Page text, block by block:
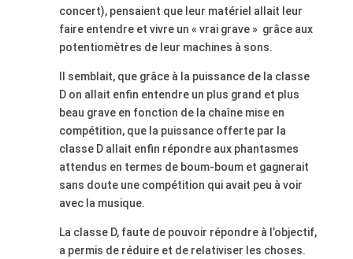
concert), pensaient que leur matériel allait leur
faire entendre et vivre un « vrai grave » grâce aux
potentiomètres de leur machines à sons.
Il semblait, que grâce à la puissance de la classe
D on allait enfin entendre un plus grand et plus
beau grave en fonction de la chaîne mise en
compétition, que la puissance offerte par la
classe D allait enfin répondre aux phantasmes
attendus en termes de boum-boum et gagnerait
sans doute une compétition qui avait peu à voir
avec la musique.
La classe D, faute de pouvoir répondre à l’objectif,
a permis de réduire et de relativiser les choses.